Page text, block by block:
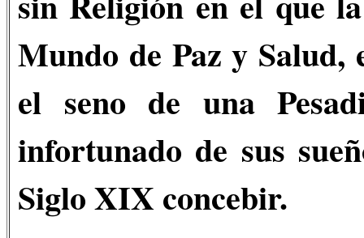
Mundo de Paz y
el seno de una
infortunado de sus
Siglo XIX concebir.